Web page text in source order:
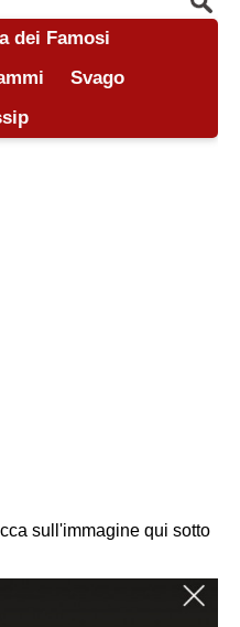
dei Famosi
Svago
sull'immagine qui sotto